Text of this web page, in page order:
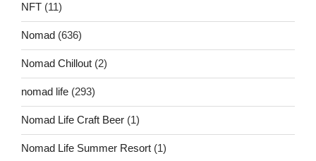
NFT (11)
Nomad (636)
Nomad Chillout (2)
nomad life (293)
Nomad Life Craft Beer (1)
Nomad Life Summer Resort (1)